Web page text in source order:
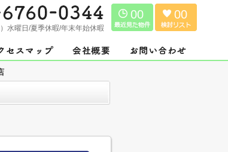
）水曜日/夏季休暇/年末年始休暇
00 00